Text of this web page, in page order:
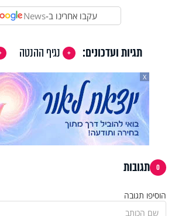
עקבו אחרינו ב-News
תגיות ועדכונים: נגיף ההנטה
X
0 תגובות
הוסיפו תגובה